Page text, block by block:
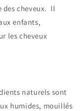
des cheveux. Il
enfants,
les cheveux
naturels sont
humides, mouillés